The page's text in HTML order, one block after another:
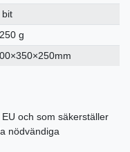
bit
g
och som säkerställer
nödvändiga